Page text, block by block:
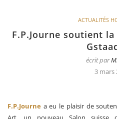
ACTUALITÉS
F.P.Journe soutient
écrit par
3 mars
F.P.Journe a eu le plaisir de